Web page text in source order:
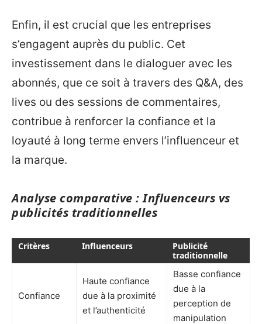
Enfin, il est crucial que les entreprises
s’engagent auprès du public. Cet
investissement dans le dialoguer avec les
abonnés, que ce soit à travers des Q&A, des
lives ou des sessions de commentaires,
contribue à renforcer la confiance et la
loyauté à long terme envers l’influenceur et
la marque.
Analyse comparative : Influenceurs vs
publicités traditionnelles
Critères Influenceurs
Publicité
traditionnelle
Confiance
Haute confiance
due à la proximité
et l’authenticité
Basse confiance
due à la
perception de
manipulation